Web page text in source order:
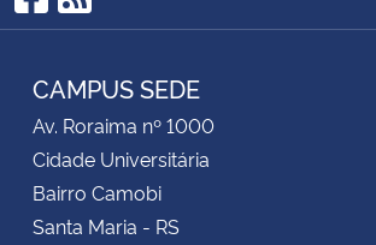
Facebook
RSS
CAMPUS SEDE
Av. Roraima nº 1000
Cidade Universitária
Bairro Camobi
Santa Maria - RS